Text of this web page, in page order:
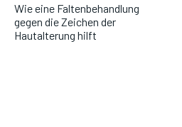
Wie eine Faltenbehandlung
gegen die Zeichen der
Hautalterung hilft